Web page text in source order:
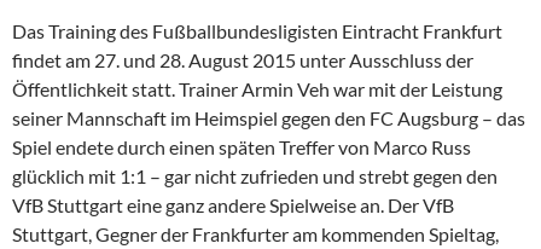
Das Training des Fußballbundesligisten Eintracht Frankfurt
findet am 27. und 28. August 2015 unter Ausschluss der
Öffentlichkeit statt. Trainer Armin Veh war mit der Leistung
seiner Mannschaft im Heimspiel gegen den FC Augsburg – das
Spiel endete durch einen späten Treffer von Marco Russ
glücklich mit 1:1 – gar nicht zufrieden und strebt gegen den
VfB Stuttgart eine ganz andere Spielweise an. Der VfB
Stuttgart, Gegner der Frankfurter am kommenden Spieltag,